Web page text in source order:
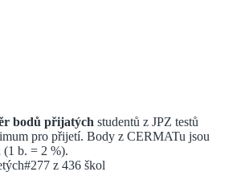
bodů přijatých studentů z JPZ testů
pro přijetí. Body z CERMATu jsou
(1 b. = 2 %).
#277 z 436 škol